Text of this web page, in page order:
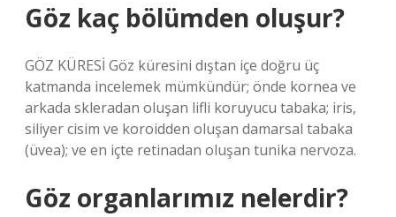
Göz kaç bölümden oluşur?
GÖZ KÜRESİ Göz küresini dıştan içe doğru üç
katmanda incelemek mümkündür; önde kornea ve
arkada skleradan oluşan lifli koruyucu tabaka; iris,
siliyer cisim ve koroidden oluşan damarsal tabaka
(üvea); ve en içte retinadan oluşan tunika nervoza.
Göz organlarımız nelerdir?